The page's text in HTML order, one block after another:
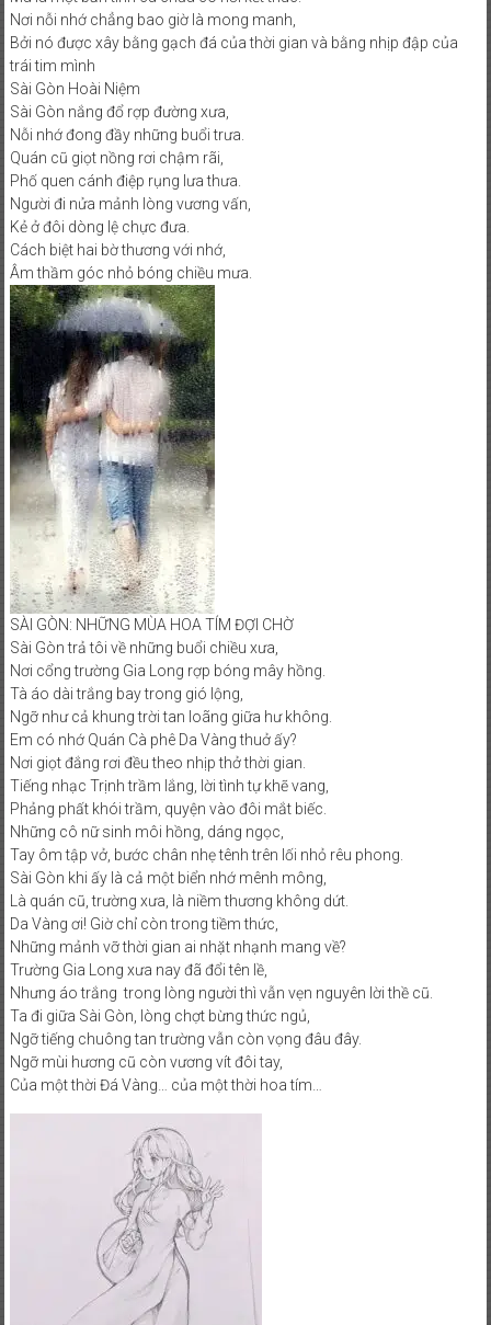
Nơi nỗi nhớ chẳng bao giờ là mong manh,
Bởi nó được xây bằng gạch đá của thời gian và bằng nhịp đập của
trái tim mình
Sài Gòn Hoài Niệm
Sài Gòn nắng đổ rợp đường xưa,
Nỗi nhớ đong đầy những buổi trưa.
Quán cũ giọt nồng rơi chậm rãi,
Phố quen cánh điệp rụng lưa thưa.
Người đi nửa mảnh lòng vương vấn,
Kẻ ở đôi dòng lệ chực đưa.
Cách biệt hai bờ thương với nhớ,
Âm thầm góc nhỏ bóng chiều mưa.
SÀI GÒN: NHỮNG MÙA HOA TÍM ĐỢI CHỜ
Sài Gòn trả tôi về những buổi chiều xưa,
Nơi cổng trường Gia Long rợp bóng mây hồng.
Tà áo dài trắng bay trong gió lộng,
Ngỡ như cả khung trời tan loãng giữa hư không.
Em có nhớ Quán Cà phê Da Vàng thuở ấy?
Nơi giọt đắng rơi đều theo nhịp thở thời gian.
Tiếng nhạc Trịnh trầm lắng, lời tình tự khẽ vang,
Phảng phất khói trầm, quyện vào đôi mắt biếc.
Những cô nữ sinh môi hồng, dáng ngọc,
Tay ôm tập vở, bước chân nhẹ tênh trên lối nhỏ rêu phong.
Sài Gòn khi ấy là cả một biển nhớ mênh mông,
Là quán cũ, trường xưa, là niềm thương không dứt.
Da Vàng ơi! Giờ chỉ còn trong tiềm thức,
Những mảnh vỡ thời gian ai nhặt nhạnh mang về?
Trường Gia Long xưa nay đã đổi tên lề,
Nhưng áo trắng trong lòng người thì vẫn vẹn nguyên lời thề cũ.
Ta đi giữa Sài Gòn, lòng chợt bừng thức ngủ,
Ngỡ tiếng chuông tan trường vẫn còn vọng đâu đây.
Ngỡ mùi hương cũ còn vương vít đôi tay,
Của một thời Đá Vàng… của một thời hoa tím…